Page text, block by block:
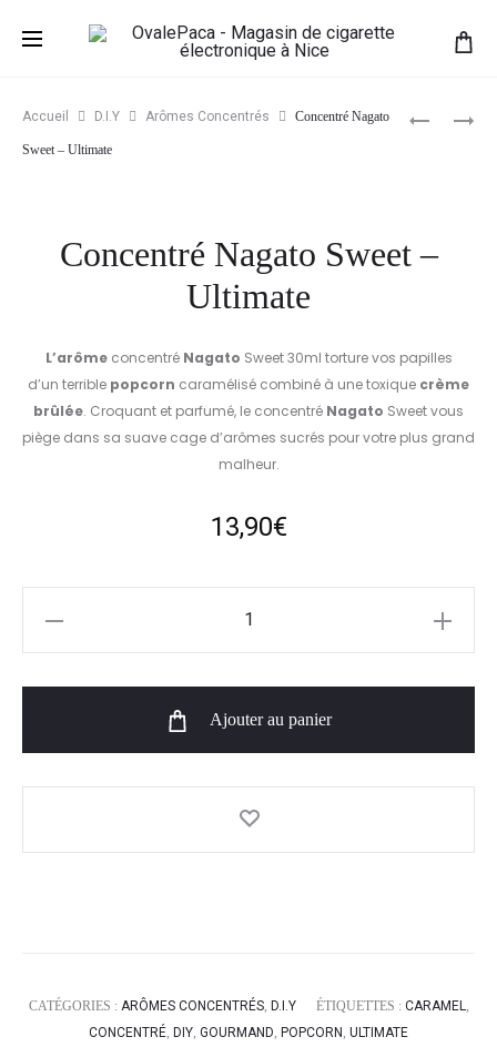
Accueil D.I.Y Arômes Concentrés Concentré Nagato
Sweet – Ultimate
Concentré Nagato Sweet –
Ultimate
L’arômeconcentré Nagato Sweet 30ml torture vos papilles
d’un terrible popcorn caramélisé combiné à une toxique crème
brûlée. Croquant et parfumé, le concentré Nagato Sweet vous
piège dans sa suave cage d’arômes sucrés pour votre plus grand
malheur.
13,90€
Ajouter au panier
CATÉGORIES : ARÔMES CONCENTRÉS, D.I.Y ÉTIQUETTES : CARAMEL,
CONCENTRÉ, DIY, GOURMAND, POPCORN, ULTIMATE